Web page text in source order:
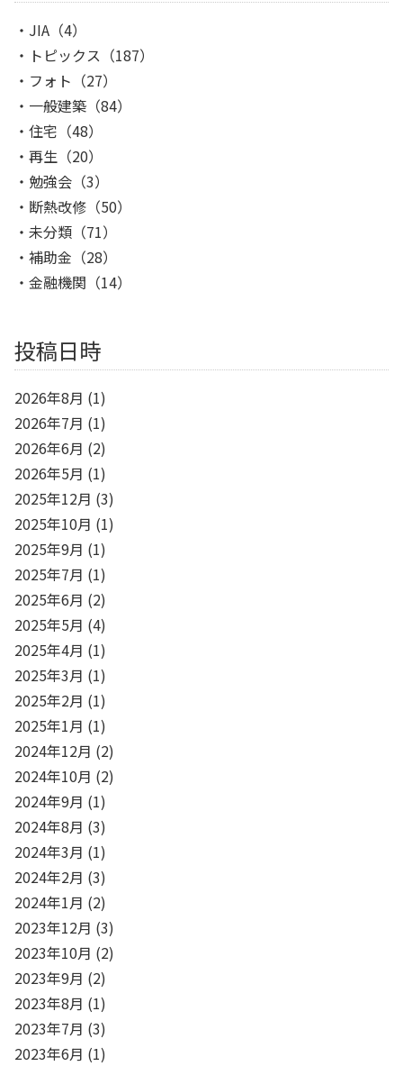
JIA （4）
トピックス （187）
フォト （27）
一般建築 （84）
住宅 （48）
再生 （20）
勉強会 （3）
断熱改修 （50）
未分類 （71）
補助金 （28）
金融機関 （14）
投稿日時
2026年8月 (1)
2026年7月 (1)
2026年6月 (2)
2026年5月 (1)
2025年12月 (3)
2025年10月 (1)
2025年9月 (1)
2025年7月 (1)
2025年6月 (2)
2025年5月 (4)
2025年4月 (1)
2025年3月 (1)
2025年2月 (1)
2025年1月 (1)
2024年12月 (2)
2024年10月 (2)
2024年9月 (1)
2024年8月 (3)
2024年3月 (1)
2024年2月 (3)
2024年1月 (2)
2023年12月 (3)
2023年10月 (2)
2023年9月 (2)
2023年8月 (1)
2023年7月 (3)
2023年6月 (1)